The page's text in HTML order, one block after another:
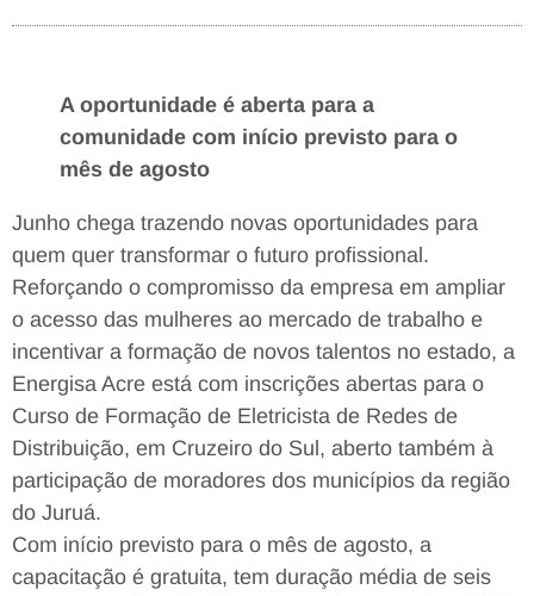
A oportunidade é aberta para a
comunidade com início previsto para o
mês de agosto
Junho chega trazendo novas oportunidades para
quem quer transformar o futuro profissional.
Reforçando o compromisso da empresa em ampliar
o acesso das mulheres ao mercado de trabalho e
incentivar a formação de novos talentos no estado, a
Energisa Acre está com inscrições abertas para o
Curso de Formação de Eletricista de Redes de
Distribuição, em Cruzeiro do Sul, aberto também à
participação de moradores dos municípios da região
do Juruá.
Com início previsto para o mês de agosto, a
capacitação é gratuita, tem duração média de seis